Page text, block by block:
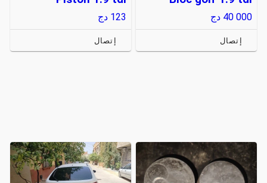
40 000 دج
إتصال
123 دج
إتصال